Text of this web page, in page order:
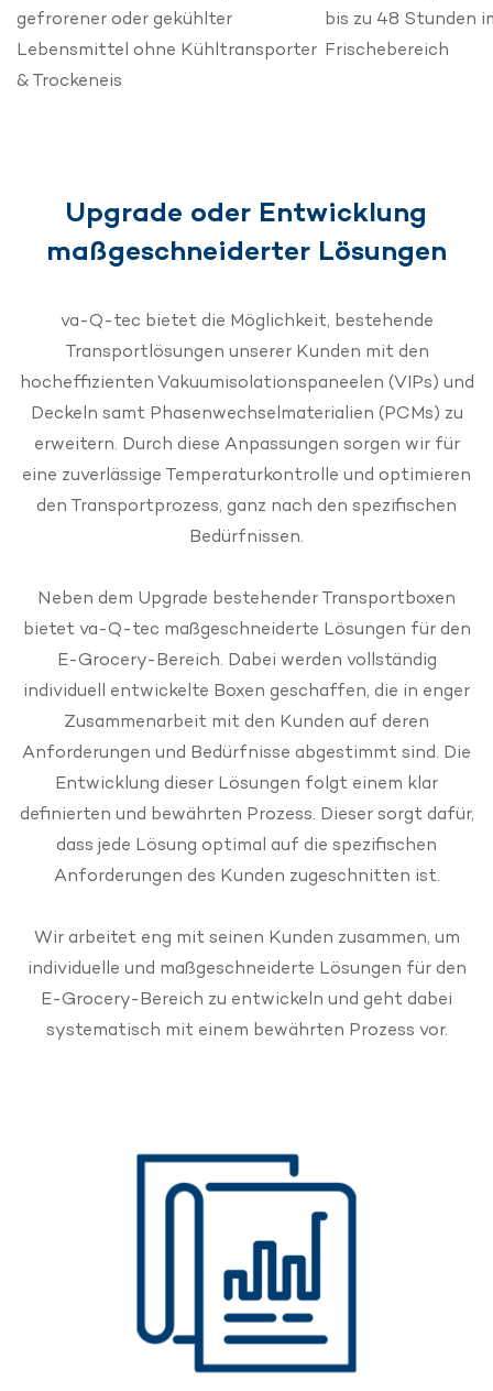
gefrorener oder gekühlter
Lebensmittel ohne Kühltransporter
& Trockeneis
bis zu 48 Stunden
Frischebereich
Upgrade oder Entwicklung
maßgeschneiderter Lösungen
va-Q-tec bietet die Möglichkeit, bestehende
Transportlösungen unserer Kunden mit den
hocheffizienten Vakuumisolationspaneelen (VIPs) und
Deckeln samt Phasenwechselmaterialien (PCMs) zu
erweitern. Durch diese Anpassungen sorgen wir für
eine zuverlässige Temperaturkontrolle und optimieren
den Transportprozess, ganz nach den spezifischen
Bedürfnissen.
Neben dem Upgrade bestehender Transportboxen
bietet va-Q-tec maßgeschneiderte Lösungen für den
E-Grocery-Bereich. Dabei werden vollständig
individuell entwickelte Boxen geschaffen, die in enger
Zusammenarbeit mit den Kunden auf deren
Anforderungen und Bedürfnisse abgestimmt sind. Die
Entwicklung dieser Lösungen folgt einem klar
definierten und bewährten Prozess. Dieser sorgt dafür,
dass jede Lösung optimal auf die spezifischen
Anforderungen des Kunden zugeschnitten ist.
Wir arbeitet eng mit seinen Kunden zusammen, um
individuelle und maßgeschneiderte Lösungen für den
E-Grocery-Bereich zu entwickeln und geht dabei
systematisch mit einem bewährten Prozess vor.